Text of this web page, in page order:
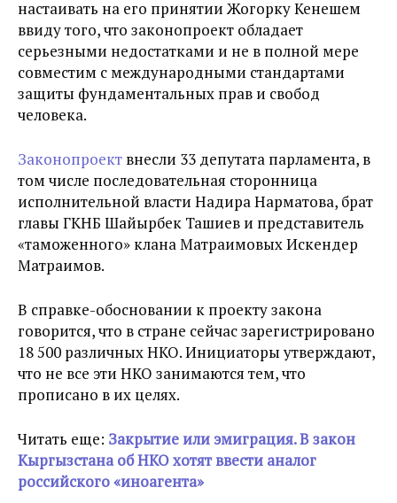
настаивать на его принятии Жогорку Кенешем
ввиду того, что законопроект обладает
серьезными недостатками и не в полной мере
совместим с международными стандартами
защиты фундаментальных прав и свобод
человека.
Законопроект внесли 33 депутата парламента, в
том числе последовательная сторонница
исполнительной власти Надира Нарматова, брат
главы ГКНБ Шайырбек Ташиев и представитель
«таможенного» клана Матраимовых Искендер
Матраимов.
В справке-обосновании к проекту закона
говорится, что в стране сейчас зарегистрировано
18 500 различных НКО. Инициаторы утверждают,
что не все эти НКО занимаются тем, что
прописано в их целях.
Читать еще: Закрытие или эмиграция. В закон
Кыргызстана об НКО хотят ввести аналог
российского «иноагента»